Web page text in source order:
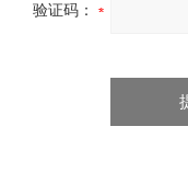
验证码：